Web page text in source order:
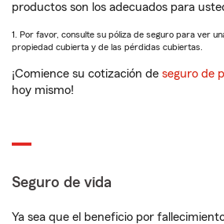
productos son los adecuados para
1. Por favor, consulte su póliza de seguro para ver
propiedad cubierta y de las pérdidas cubiertas.
¡Comience su cotización de seguro de
hoy mismo!
Seguro de vida
Ya sea que el beneficio por